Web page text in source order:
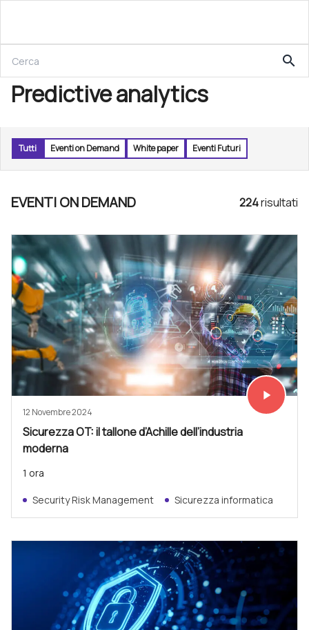
search
Predictive analytics
Tutti Eventi on Demand White paper Eventi Futuri
EVENTI ON DEMAND 224risultati
Vedi subito
play_arrow
12 Novembre 2024
Sicurezza OT: il tallone d’Achille dell’industria
moderna
1 ora
Security Risk Management Sicurezza informatica